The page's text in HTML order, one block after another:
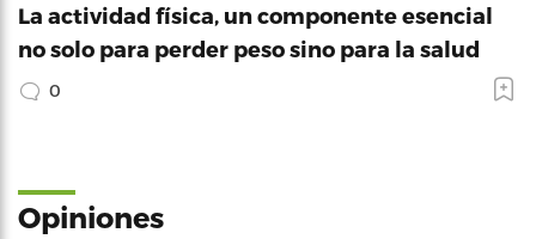
La actividad física, un componente esencial
no solo para perder peso sino para la salud
0
Opiniones